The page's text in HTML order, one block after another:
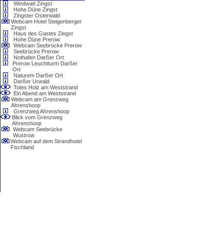
Windwatt Zingst
Hohe Düne Zingst
Zingster Osterwald
Webcam Hotel Steigenberger
Zingst
Haus des Gastes Zingst
Hohe Düne Prerow
Webcam Seebrücke Prerow
Seebrücke Prerow
Nothafen Darßer Ort
Prerow Leuchtturm Darßer
Ort
Naturem Darßer Ort
Darßer Urwald
Totes Holz am Weststrand
Ein Abend am Weststrand
Webcam am Grenzweg
Ahrenshoop
Grenzweg Ahrenshoop
Blick vom Grenzweg
Ahrenshoop
Webcam Seebrücke
Wustrow
Webcam auf dem Strandhotel
Fischland